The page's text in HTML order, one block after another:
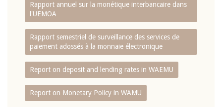
Rapport annuel sur la monétique interbancaire dans
l'UEMOA
Rapport semestriel de surveillance des services de
paiement adossés à la monnaie électronique
Report on deposit and lending rates in WAEMU
Report on Monetary Policy in WAMU